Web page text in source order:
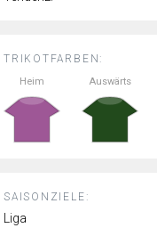
TRIKOTFARBEN:
Heim Auswärts
SAISONZIELE:
Liga